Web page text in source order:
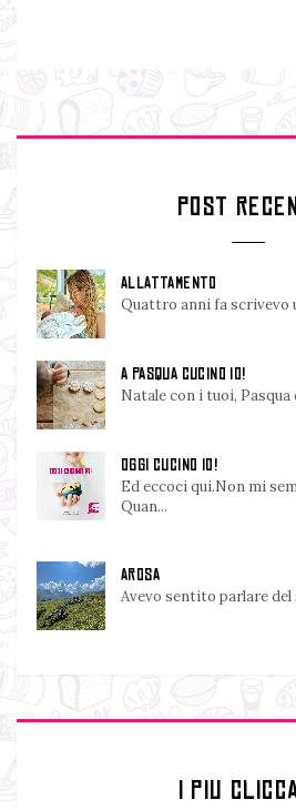
POST
ALLATTAMENTO
Quattro anni fa scrivevo
A PASQUA CUCINO IO!
Natale con i tuoi, Pasqua
OGGI CUCINO IO!
Ed eccoci qui.Non mi
Quan...
AROSA
Avevo sentito parlare
I PIU